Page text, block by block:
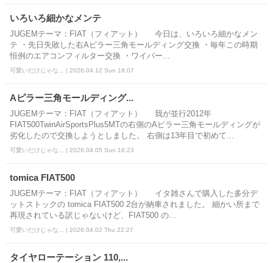
いろいろ細かなメンテ
JUGEMテーマ：FIAT（フィアット） 今日は、いろいろ細かなメン
テ ・先日失敗した右Aピラー三角モールディング交換 ・毎年この時期
恒例のエアコンフィルター交換 ・ワイパー...
可愛いだけじゃな... | 2026.04.12 Sun 18:07
Aピラー三角モールディング...
JUGEMテーマ：FIAT（フィアット） 我が並行2012年
FIAT500TwinAirSportsPlus5MTの右側のAピラー三角モールディングが
劣化したので交換しようとしました。 右側は13年目で初めて...
可愛いだけじゃな... | 2026.04.05 Sun 16:23
tomica FIAT500
JUGEMテーマ：FIAT（フィアット） イタ雑さんで購入した多分デ
ットストックの tomica FIAT500 2台が納車されました。 細かい所まで
再現されている訳じゃないけど、FIAT500 の...
可愛いだけじゃな... | 2026.04.02 Thu 22:27
タイヤローテーション 110,...